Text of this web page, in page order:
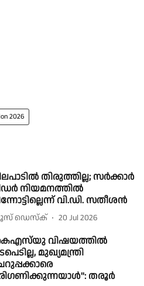
2026
തിരുത്തില്ല; സർക്കാർ
നിയമനത്തിൽ
വി.ഡി. സതീശൻ
ഡെസ്ക് 20 Jul 2026
വിഷയത്തില്‍
മുഖ്യമന്ത്രി
തരൂര്‍